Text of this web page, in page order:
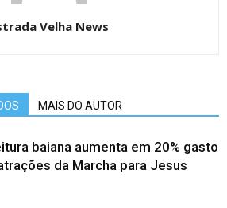
Velha News
MAIS DO AUTOR
baiana aumenta em 20% gasto
da Marcha para Jesus